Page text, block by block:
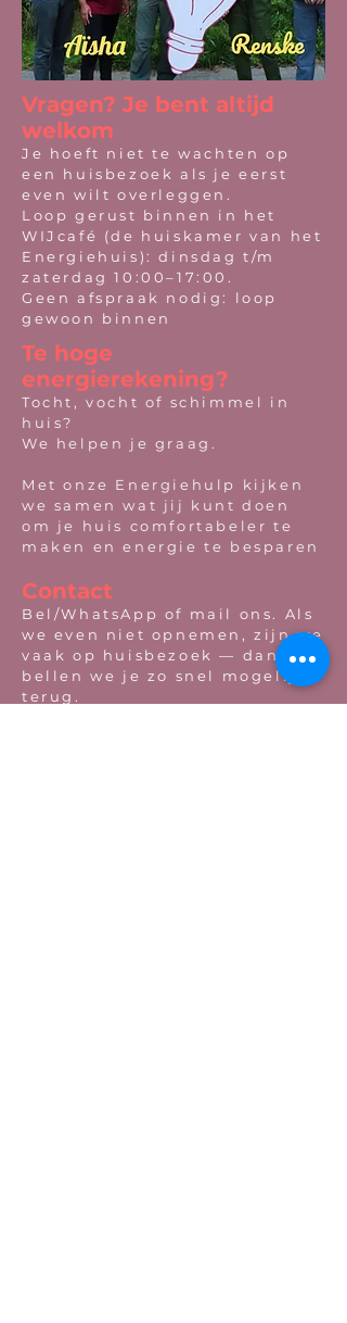
Vragen? Je bent altijd
welkom
Je hoeft niet te wachten op
een huisbezoek als je eerst
even wilt overleggen.
Loop gerust binnen in het
WIJcafé (de huiskamer van het
Energiehuis): dinsdag t/m
zaterdag 10:00–17:00.
Geen afspraak nodig: loop
gewoon binnen
Te hoge
energierekening?
Tocht, vocht of schimmel in
huis?
We helpen je graag.
Met onze Energiehulp kijken
we samen wat jij kunt doen
om je huis comfortabeler te
maken en energie te besparen
Contact
Bel/WhatsApp of mail ons. Als
we even niet opnemen, zijn we
vaak op huisbezoek — dan
bellen we je zo snel mogelijk
terug.